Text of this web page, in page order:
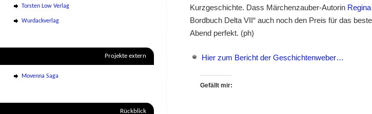
Kurzgeschichte. Dass Märchenzauber-Autorin
Bordbuch Delta VII“ auch noch den Preis für das
Abend perfekt. (ph)
Hier zum Bericht der Geschichtenweber…
Gefällt mir:
Torsten Low Verlag
Wurdackverlag
Projekte extern
Movenna Saga
Rückblick